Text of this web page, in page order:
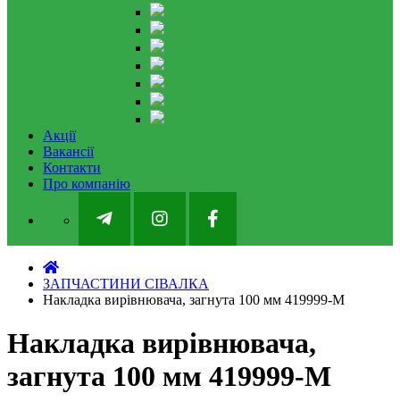
Акції
Вакансії
Контакти
Про компанію
ЗАПЧАСТИНИ СІВАЛКА
Накладка вирівнювача, загнута 100 мм 419999-M
Накладка вирівнювача,
загнута 100 мм 419999-M